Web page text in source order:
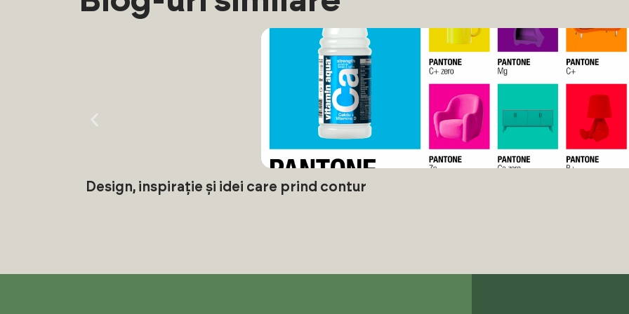
Design, inspirație și idei care prind contur